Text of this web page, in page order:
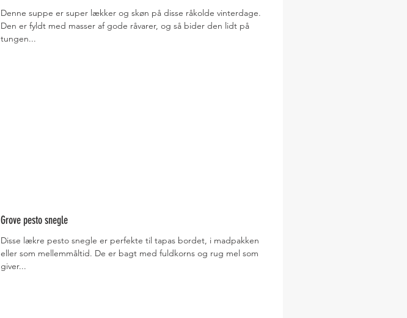
Denne suppe er super lækker og skøn på disse råkolde vinterdage.
Den er fyldt med masser af gode råvarer, og så bider den lidt på
tungen...
Grove pesto snegle
Disse lækre pesto snegle er perfekte til tapas bordet, i madpakken
eller som mellemmåltid. De er bagt med fuldkorns og rug mel som
giver...